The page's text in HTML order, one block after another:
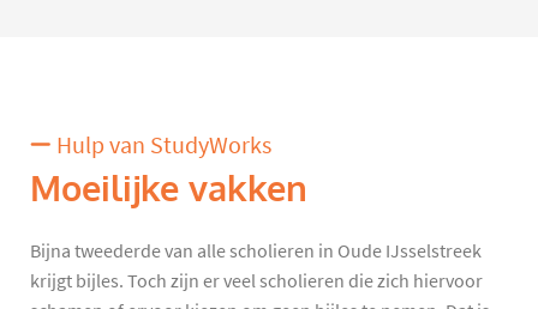
Hulp van StudyWorks
Moeilijke vakken
Bijna tweederde van alle scholieren in Oude IJsselstreek
krijgt bijles. Toch zijn er veel scholieren die zich hiervoor